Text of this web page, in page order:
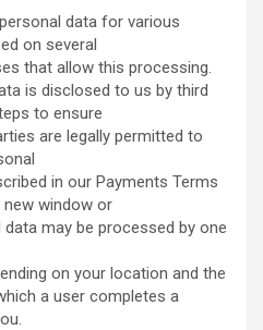
data for various
on several
that allow this processing.
is disclosed to us by third
to ensure
are legally permitted to
in our Payments Terms
window or
may be processed by one
on your location and the
a user completes a